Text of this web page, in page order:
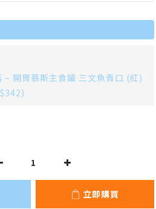
– 開胃慕斯主食罐 三文魚青口 (紅)
立即購買